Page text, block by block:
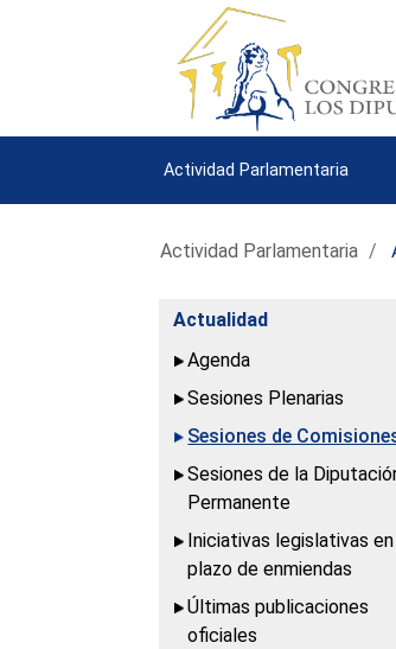
Actividad Parlamentaria
Actividad Parlamentaria
Actualidad
Agenda
Sesiones Plenarias
Sesiones de
Sesiones de la
Permanente
Iniciativas legislativas en
plazo de enmiendas
Últimas publicaciones
oficiales